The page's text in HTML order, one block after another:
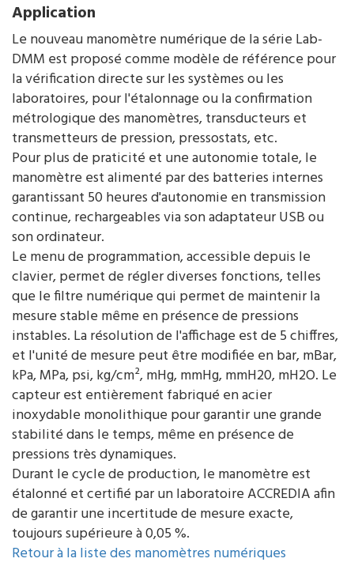
Application
Le nouveau manomètre numérique de la série Lab-
DMM est proposé comme modèle de référence pour
la vérification directe sur les systèmes ou les
laboratoires, pour l'étalonnage ou la confirmation
métrologique des manomètres, transducteurs et
transmetteurs de pression, pressostats, etc.
Pour plus de praticité et une autonomie totale, le
manomètre est alimenté par des batteries internes
garantissant 50 heures d'autonomie en transmission
continue, rechargeables via son adaptateur USB ou
son ordinateur.
Le menu de programmation, accessible depuis le
clavier, permet de régler diverses fonctions, telles
que le filtre numérique qui permet de maintenir la
mesure stable même en présence de pressions
instables. La résolution de l'affichage est de 5 chiffres,
et l'unité de mesure peut être modifiée en bar, mBar,
kPa, MPa, psi, kg/cm², mHg, mmHg, mmH20, mH2O. Le
capteur est entièrement fabriqué en acier
inoxydable monolithique pour garantir une grande
stabilité dans le temps, même en présence de
pressions très dynamiques.
Durant le cycle de production, le manomètre est
étalonné et certifié par un laboratoire ACCREDIA afin
de garantir une incertitude de mesure exacte,
toujours supérieure à 0,05 %.
Retour à la liste des manomètres numériques